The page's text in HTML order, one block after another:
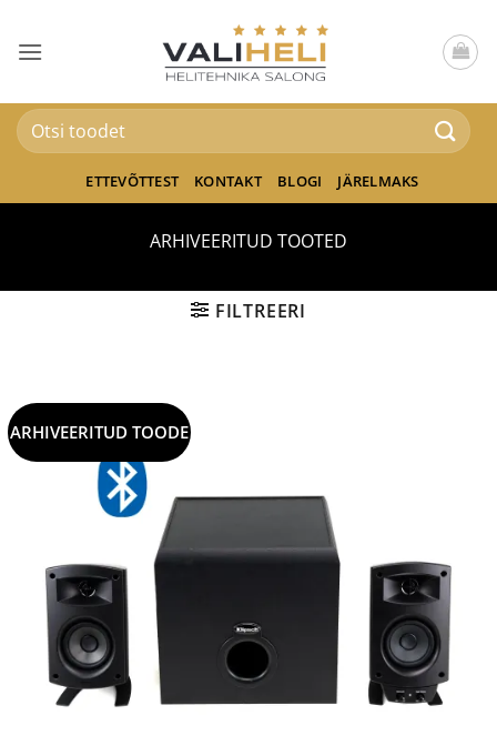
content
Otsi:
ETTEVÕTTEST KONTAKT BLOGI JÄRELMAKS
ARHIVEERITUD TOOTED
FILTREERI
ARHIVEERITUD TOODE